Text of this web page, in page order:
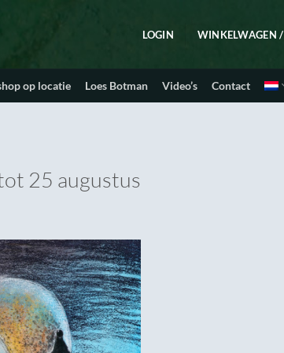
LOGIN WINKELWAGEN /
op locatie Loes Botman Video’s Contact
25 augustus